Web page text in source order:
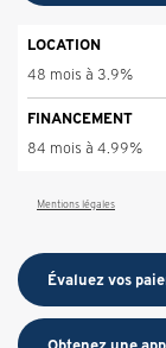
LOCATION
48 mois à 3.9%
FINANCEMENT
84 mois à 4.99%
Mentions légales
Évaluez vos